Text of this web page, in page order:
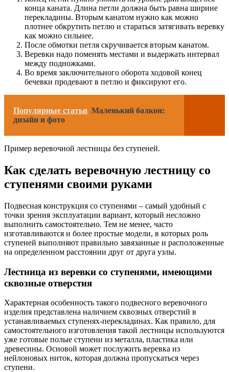
конца каната. Длина петли должна быть равна ширине
перекладины. Вторым канатом нужно как можно
плотнее обкрутить петлю и стараться затягивать веревку
как можно сильнее.
После обмотки петля скручивается вторым канатом.
Веревки надо поменять местами и выдержать интервал
между подножками.
Во время заключительного оборота ходовой конец
бечевки продевают в петлю и фиксируют его.
Популярные статьи Маленький балкон:
дизайн и фото
Пример веревочной лестницы без ступеней.
Как сделать веревочную лестницу со
ступенями своими руками
Подвесная конструкция со ступенями – самый удобный с
точки зрения эксплуатации вариант, который несложно
выполнить самостоятельно. Тем не менее, часто
изготавливаются и более простые модели, в которых роль
ступеней выполняют правильно завязанные и расположенные
на определенном расстоянии друг от друга узлы.
Лестница из веревки со ступенями, имеющими
сквозные отверстия
Характерная особенность такого подвесного веревочного
изделия представлена наличием сквозных отверстий в
устанавливаемых ступенях-перекладинах. Как правило, для
самостоятельного изготовления такой лестницы используются
уже готовые полые ступени из металла, пластика или
древесины. Основой может послужить веревка из
нейлоновых ниток, которая должна пропускаться через
ступени.